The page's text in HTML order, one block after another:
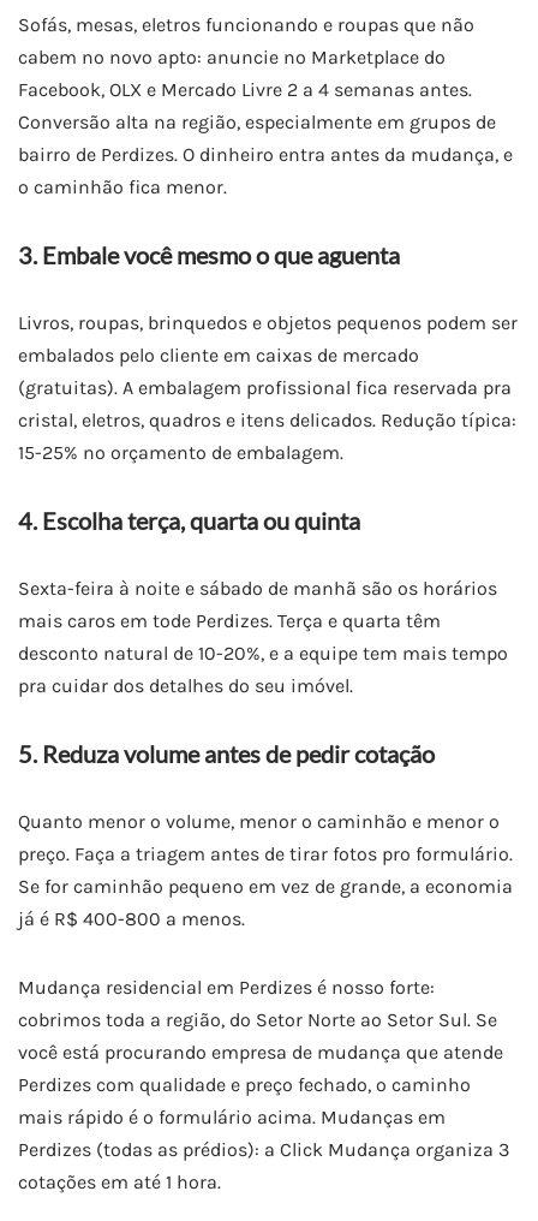
Sofás, mesas, eletros funcionando e roupas que não
cabem no novo apto: anuncie no Marketplace do
Facebook, OLX e Mercado Livre 2 a 4 semanas antes.
Conversão alta na região, especialmente em grupos de
bairro de Perdizes. O dinheiro entra antes da mudança, e
o caminhão fica menor.
3. Embale você mesmo o que aguenta
Livros, roupas, brinquedos e objetos pequenos podem ser
embalados pelo cliente em caixas de mercado
(gratuitas). A embalagem profissional fica reservada pra
cristal, eletros, quadros e itens delicados. Redução típica:
15-25% no orçamento de embalagem.
4. Escolha terça, quarta ou quinta
Sexta-feira à noite e sábado de manhã são os horários
mais caros em tode Perdizes. Terça e quarta têm
desconto natural de 10-20%, e a equipe tem mais tempo
pra cuidar dos detalhes do seu imóvel.
5. Reduza volume antes de pedir cotação
Quanto menor o volume, menor o caminhão e menor o
preço. Faça a triagem antes de tirar fotos pro formulário.
Se for caminhão pequeno em vez de grande, a economia
já é R$ 400-800 a menos.
Mudança residencial em Perdizes é nosso forte:
cobrimos toda a região, do Setor Norte ao Setor Sul. Se
você está procurando empresa de mudança que atende
Perdizes com qualidade e preço fechado, o caminho
mais rápido é o formulário acima. Mudanças em
Perdizes (todas as prédios): a Click Mudança organiza 3
cotações em até 1 hora.